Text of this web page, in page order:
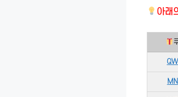
아래